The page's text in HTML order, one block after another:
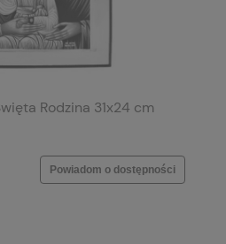
Rodzina 31x24 cm
Powiadom o dostępności